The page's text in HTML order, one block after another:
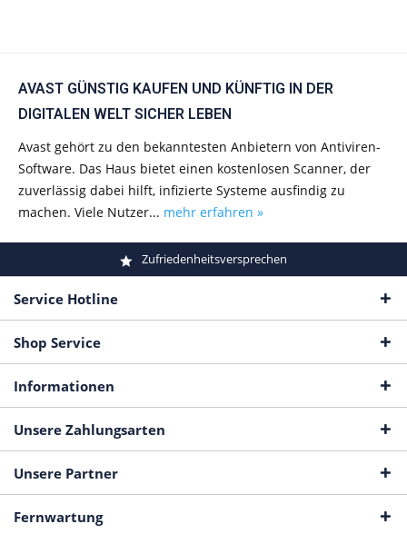
AVAST GÜNSTIG KAUFEN UND KÜNFTIG IN DER
DIGITALEN WELT SICHER LEBEN
Avast gehört zu den bekanntesten Anbietern von Antiviren-
Software. Das Haus bietet einen kostenlosen Scanner, der
zuverlässig dabei hilft, infizierte Systeme ausfindig zu
machen. Viele Nutzer... mehr erfahren »
Zufriedenheitsversprechen
Service Hotline
Shop Service
Informationen
Unsere Zahlungsarten
Unsere Partner
Fernwartung